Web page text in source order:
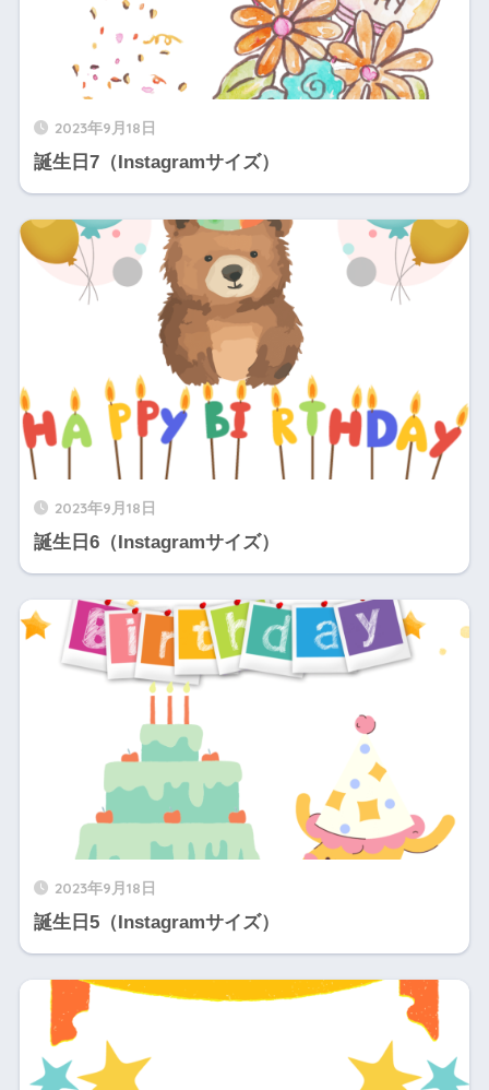
2023年9月18日
誕生日7（Instagramサイズ）
2023年9月18日
誕生日6（Instagramサイズ）
2023年9月18日
誕生日5（Instagramサイズ）